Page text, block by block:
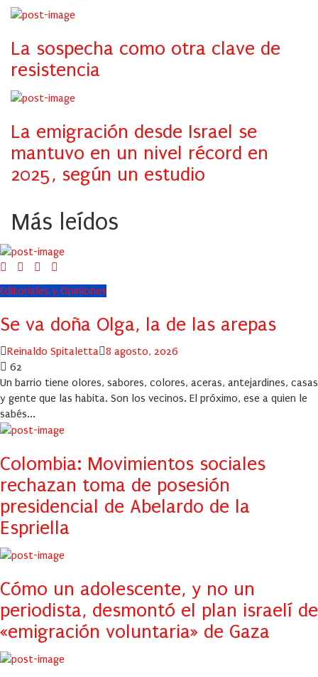
La sospecha como otra clave de
resistencia
La emigración desde Israel se
mantuvo en un nivel récord en
2025, según un estudio
Más leídos
Editoriales y Opiniones
Se va doña Olga, la de las arepas
Author
Reinaldo Spitaletta
Posted
8 agosto, 2026
62
Un barrio tiene olores, sabores, colores, aceras, antejardines, casas
y gente que las habita. Son los vecinos. El próximo, ese a quien le
sabés...
Colombia: Movimientos sociales
rechazan toma de posesión
presidencial de Abelardo de la
Espriella
Cómo un adolescente, y no un
periodista, desmontó el plan israelí de
«emigración voluntaria» de Gaza